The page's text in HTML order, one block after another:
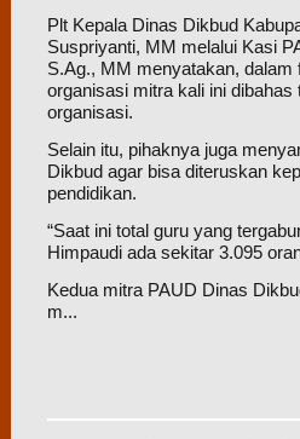
Plt Kepala Dinas Dikbud
Suspriyanti, MM melalui Kasi
S.Ag., MM menyatakan, dalam
organisasi mitra kali ini dibahas
organisasi.
Selain itu, pihaknya juga
Dikbud agar bisa diteruskan
pendidikan.
“Saat ini total guru yang
Himpaudi ada sekitar 3.095
Kedua mitra PAUD Dinas
m...